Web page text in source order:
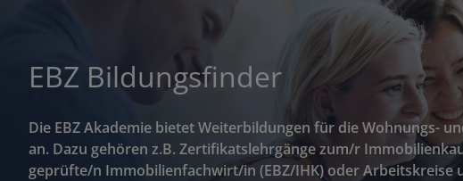
EBZ Bildungsfinder
Die EBZ Akademie bietet Weiterbildungen für die Wohnungs-
an. Dazu gehören z.B. Zertifikatslehrgänge zum/r
geprüfte/n Immobilienfachwirt/in (EBZ/IHK) oder Arbeitskreise